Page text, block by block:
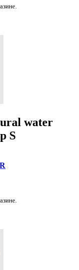
water
S